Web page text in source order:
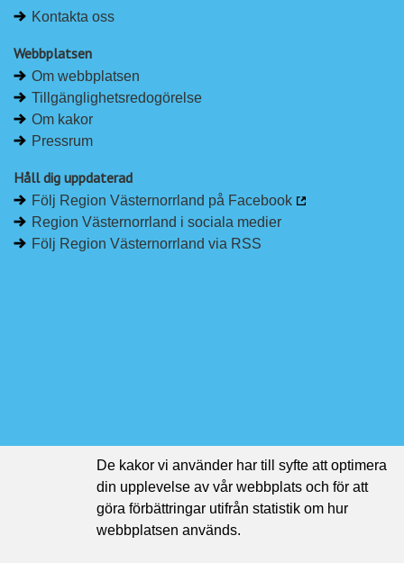
Kontakta oss
Webbplatsen
Om webbplatsen
Tillgänglighetsredogörelse
Om kakor
Pressrum
Håll dig uppdaterad
Följ Region Västernorrland på Facebook
Region Västernorrland i sociala medier
Följ Region Västernorrland via RSS
De kakor vi använder har till syfte att optimera
din upplevelse av vår webbplats och för att
göra förbättringar utifrån statistik om hur
webbplatsen används.